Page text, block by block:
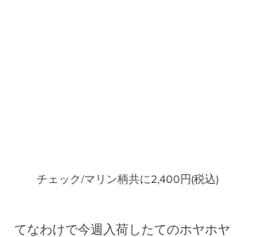
チェック/マリン柄共に2,400円(税込)
てなわけで今週入荷したてのホヤホヤ